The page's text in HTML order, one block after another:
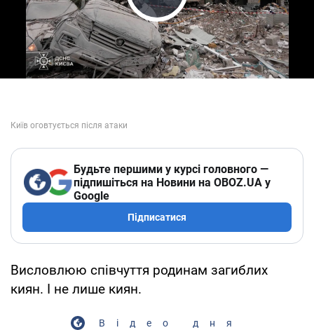
Play Video
Будьте першими у курсі головного —
підпишіться на Новини на OBOZ.UA у
Google
Підписатися
Висловлюю співчуття родинам загиблих
киян. І не лише киян.
Відео дня